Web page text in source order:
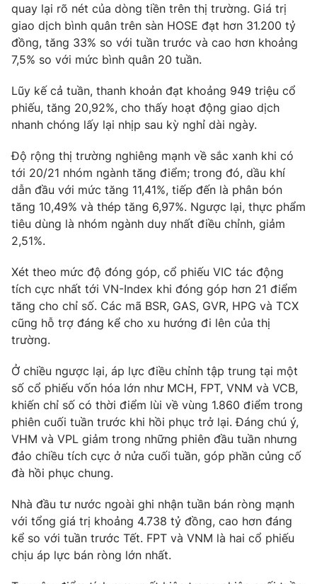
VTV Sức khoẻ Bất động sản
VTV4 Vươn mình bằng AI
VTV9 VTV8
Liên hệ tòa soạn English
THỜI BÁO VTV
Theo dõi báo trên
Cơ quan báo chí: Thời báo VTV
Giấy phép hoạt động báo in và báo điện tử số 483/GP-BTTTT
cấp ngày 29/12/2023
Tổng Biên tập:Vũ Thanh Thủy
Phó Tổng Biên tập:
Nguyễn Thị Mỹ Hạnh, Phạm Quốc Thắng,
Nguyễn Trọng Ninh
Tổng đài VTV:
024.38 355 931 - 024.38 355 932
Ðiện thoại Thời báo VTV:024.66 897 897
Email:toasoan@vtv.vn
Liên hệ quảng cáo:024-7300.7108
quay lại rõ nét của dòng tiền trên thị trường. Giá trị
giao dịch bình quân trên sàn HOSE đạt hơn 31.200 tỷ
đồng, tăng 33% so với tuần trước và cao hơn khoảng
7,5% so với mức bình quân 20 tuần.
Lũy kế cả tuần, thanh khoản đạt khoảng 949 triệu cổ
phiếu, tăng 20,92%, cho thấy hoạt động giao dịch
nhanh chóng lấy lại nhịp sau kỳ nghỉ dài ngày.
Độ rộng thị trường nghiêng mạnh về sắc xanh khi có
tới 20/21 nhóm ngành tăng điểm; trong đó, dầu khí
dẫn đầu với mức tăng 11,41%, tiếp đến là phân bón
tăng 10,49% và thép tăng 6,97%. Ngược lại, thực phẩm
tiêu dùng là nhóm ngành duy nhất điều chỉnh, giảm
2,51%.
Xét theo mức độ đóng góp, cổ phiếu VIC tác động
tích cực nhất tới VN-Index khi đóng góp hơn 21 điểm
tăng cho chỉ số. Các mã BSR, GAS, GVR, HPG và TCX
cũng hỗ trợ đáng kể cho xu hướng đi lên của thị
trường.
Ở chiều ngược lại, áp lực điều chỉnh tập trung tại một
số cổ phiếu vốn hóa lớn như MCH, FPT, VNM và VCB,
khiến chỉ số có thời điểm lùi về vùng 1.860 điểm trong
phiên cuối tuần trước khi hồi phục trở lại. Đáng chú ý,
VHM và VPL giảm trong những phiên đầu tuần nhưng
đảo chiều tích cực ở nửa cuối tuần, góp phần củng cố
đà hồi phục chung.
Nhà đầu tư nước ngoài ghi nhận tuần bán ròng mạnh
với tổng giá trị khoảng 4.738 tỷ đồng, cao hơn đáng
kể so với tuần trước Tết. FPT và VNM là hai cổ phiếu
chịu áp lực bán ròng lớn nhất.